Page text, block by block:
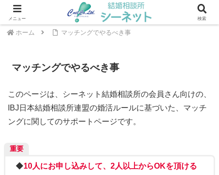
川崎・武蔵小杉エリアの結婚相談所 ｜ シーネット結婚相談所
ホーム マッチングでやるべき事
マッチングでやるべき事
このページは、シーネット結婚相談所の会員さん向けの、
IBJ日本結婚相談所連盟の婚活ルールに基づいた、マッチ
ングに関してのサポートページです。
重要
◆10人にお申し込みして、2人以上からOKを頂ける
メニュー 検索